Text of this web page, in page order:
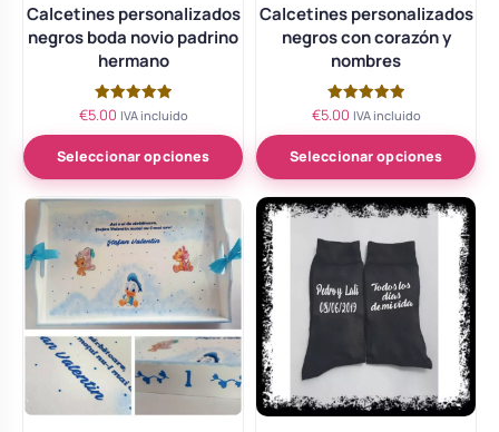
Calcetines personalizados
negros boda novio padrino
hermano
Valorado
5.00
de 5
€5.00 IVA incluido
Seleccionar opciones
Calcetines personalizados
negros con corazón y
nombres
Valorado
5.00
de 5
€5.00 IVA incluido
Seleccionar opciones